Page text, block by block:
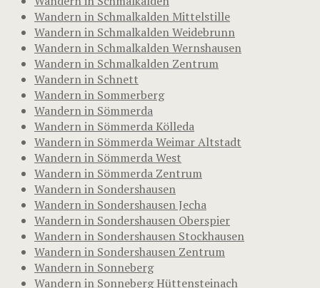
Wandern in Schmalkalden Mittelstille
Wandern in Schmalkalden Weidebrunn
Wandern in Schmalkalden Wernshausen
Wandern in Schmalkalden Zentrum
Wandern in Schnett
Wandern in Sommerberg
Wandern in Sömmerda
Wandern in Sömmerda Kölleda
Wandern in Sömmerda Weimar Altstadt
Wandern in Sömmerda West
Wandern in Sömmerda Zentrum
Wandern in Sondershausen
Wandern in Sondershausen Jecha
Wandern in Sondershausen Oberspier
Wandern in Sondershausen Stockhausen
Wandern in Sondershausen Zentrum
Wandern in Sonneberg
Wandern in Sonneberg Hüttensteinach